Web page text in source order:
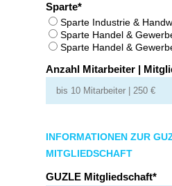
Sparte
Sparte Industrie &
Sparte Handel &
Sparte Handel &
Anzahl Mitarbeiter |
INFORMATIONEN ZUR
MITGLIEDSCHAFT
GUZLE Mitgliedschaft